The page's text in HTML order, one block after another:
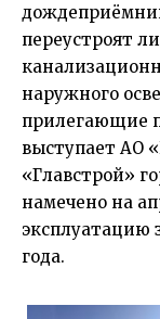
переустроят
наружного
прилегающие
выступает АО
«Главстрой»
намечено на
эксплуатацию
года.